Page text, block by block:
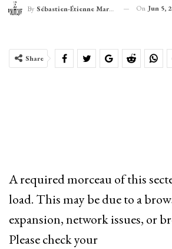
By Sébastien-Étienne Marechal On Jun 5,
Share
A required morceau of this
load. This may be due to a
expansion, network issues, or
Please check your